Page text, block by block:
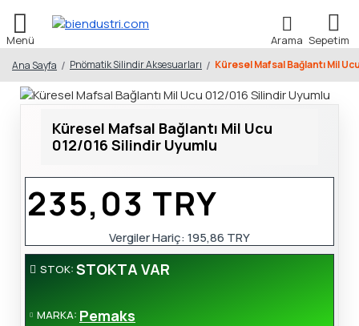
Ana Sayfa Pnömatik Silindir Aksesuarları Küresel Mafsal Bağlantı Mil
Küresel Mafsal Bağlantı Mil Ucu
012/016 Silindir Uyumlu
STOK: STOKTA VAR
MARKA: Pemaks
235,03 TRY
Vergiler Hariç:195,86 TRY